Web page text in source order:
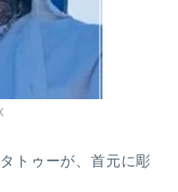
トゥーが、首元に彫